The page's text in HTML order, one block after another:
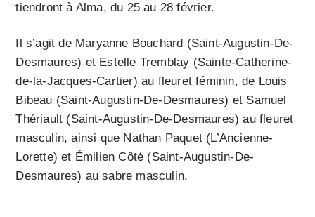
tiendront à Alma, du 25 au 28 février.
Il s’agit de Maryanne Bouchard (Saint-Augustin-De-
Desmaures) et Estelle Tremblay (Sainte-Catherine-
de-la-Jacques-Cartier) au fleuret féminin, de Louis
Bibeau (Saint-Augustin-De-Desmaures) et Samuel
Thériault (Saint-Augustin-De-Desmaures) au fleuret
masculin, ainsi que Nathan Paquet (L’Ancienne-
Lorette) et Émilien Côté (Saint-Augustin-De-
Desmaures) au sabre masculin.